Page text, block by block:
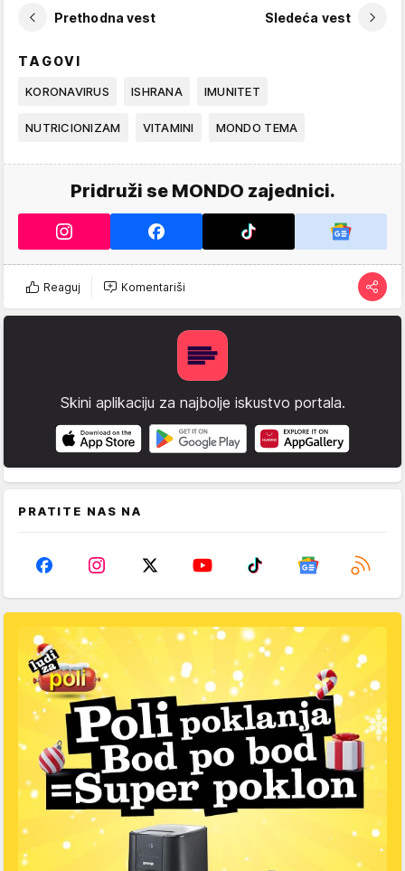
Prethodna vest Sledeća vest
TAGOVI
KORONAVIRUS ISHRANA IMUNITET
NUTRICIONIZAM VITAMINI MONDO TEMA
Pridruži se MONDO zajednici.
Reaguj Komentariši
Skini aplikaciju za najbolje iskustvo portala.
PRATITE NAS NA